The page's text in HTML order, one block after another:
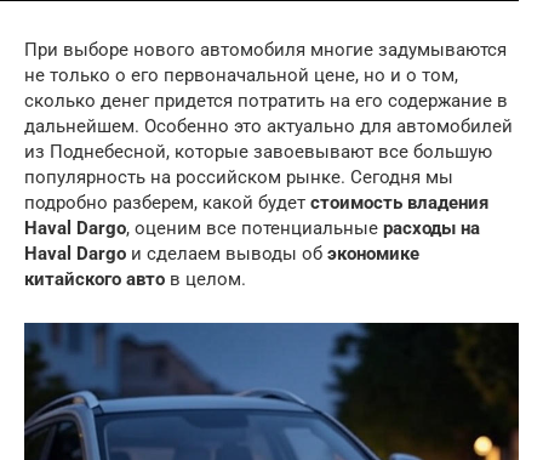
При выборе нового автомобиля многие задумываются
не только о его первоначальной цене, но и о том,
сколько денег придется потратить на его содержание в
дальнейшем. Особенно это актуально для автомобилей
из Поднебесной, которые завоевывают все большую
популярность на российском рынке. Сегодня мы
подробно разберем, какой будет стоимость владения
Haval Dargo, оценим все потенциальные расходы на
Haval Dargo и сделаем выводы об экономике
китайского авто в целом.